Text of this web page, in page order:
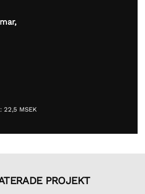
22,5 MSEK
PROJEKT